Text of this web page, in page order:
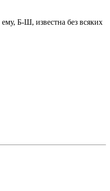
Б-Ш, известна без всяких